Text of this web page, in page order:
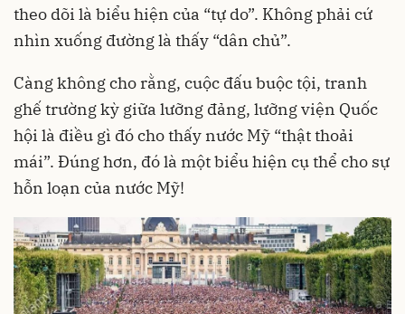
theo dõi là biểu hiện của “tự do”. Không phải cứ
nhìn xuống đường là thấy “dân chủ”.
Càng không cho rằng, cuộc đấu buộc tội, tranh
ghế trường kỳ giữa lưỡng đảng, lưỡng viện Quốc
hội là điều gì đó cho thấy nước Mỹ “thật thoải
mái”. Đúng hơn, đó là một biểu hiện cụ thể cho sự
hỗn loạn của nước Mỹ!